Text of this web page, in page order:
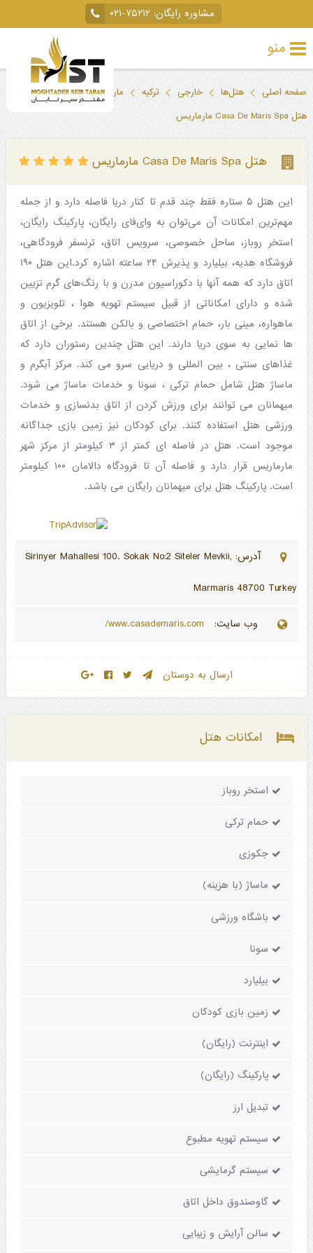
مشاوره رایگان: ۰۲۱-۷۵۲۱۲
منو
داخلی
لحظه
آخری
جاذبه‌های
گردشگری
صفحه اصلی هتل‌ها خارجی ترکیه
مارماریس
هتل Casa De Maris Spa مارماریس
هتل Casa De Maris Spa مارماریس
این هتل ۵ ستاره فقط چند قدم تا کنار دریا فاصله دارد و از جمله
مهم‌ترین امکانات آن می‌توان به وای‌فای رایگان، پارکینگ رایگان،
استخر روباز، ساحل خصوصی، سرویس اتاق، ترنسفر فرودگاهی،
فروشگاه هدیه، بیلیارد و پذیرش ۲۴ ساعته اشاره کرد.این هتل ۱۹۰
اتاق دارد که همه آنها با دکوراسیون مدرن و با رنگ‌های گرم تزیین
شده و دارای امکاناتی از قبیل سیستم تهویه هوا ، تلویزیون و
ماهواره، مینی بار، حمام اختصاصی و بالکن هستند. برخی از اتاق
ها نمایی به سوی دریا دارند. این هتل چندین رستوران دارد که
غذاهای سنتی ، بین المللی و دریایی سرو می کند. مرکز آبگرم و
ماساژ هتل شامل حمام ترکی ، سونا و خدمات ماساژ می شود.
میهمانان می توانند برای ورزش کردن از اتاق بدنسازی و خدمات
ورزشی هتل استفاده کنند. برای کودکان نیز زمین بازی جداگانه
موجود است. هتل در فاصله ای کمتر از ۳ کیلومتر از مرکز شهر
مارماریس قرار دارد و فاصله آن تا فرودگاه دالامان ۱۰۰ کیلومتر
است. پارکینگ هتل برای میهمانان رایگان می باشد.
آدرس: Sirinyer Mahallesi 100. Sokak No:2 Siteler Mevkii,
Marmaris 48700 Turkey
وب سایت:
ارسال به دوستان
امکانات هتل
استخر روباز
حمام ترکی
جکوزی
ماساژ (با هزینه)
باشگاه ورزشی
سونا
بیلیارد
زمین بازی کودکان
اینترنت (رایگان)
پارکینگ (رایگان)
تبدیل ارز
سیستم تهویه مطبوع
سیستم گرمایشی
گاوصندوق داخل اتاق
سالن آرایش و زیبایی